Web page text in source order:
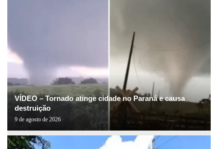
VÍDEO – Tornado atinge cidade no Paraná e causa
destruição
9 de agosto de 2026